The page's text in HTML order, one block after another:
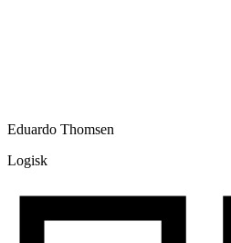
Eduardo Thomsen
Logisk